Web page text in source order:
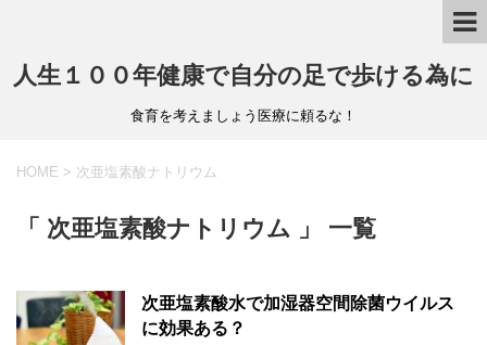
人生１００年健康で自分の足で歩ける為に
食育を考えましょう医療に頼るな！
HOME > 次亜塩素酸ナトリウム
「 次亜塩素酸ナトリウム 」 一覧
次亜塩素酸水で加湿器空間除菌ウイルス
に効果ある？